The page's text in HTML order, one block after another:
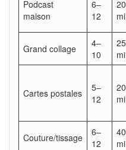
Podcast
maison
6–
12
Grand collage
4–
10
Cartes postales
5–
12
Couture/tissage
6–
12